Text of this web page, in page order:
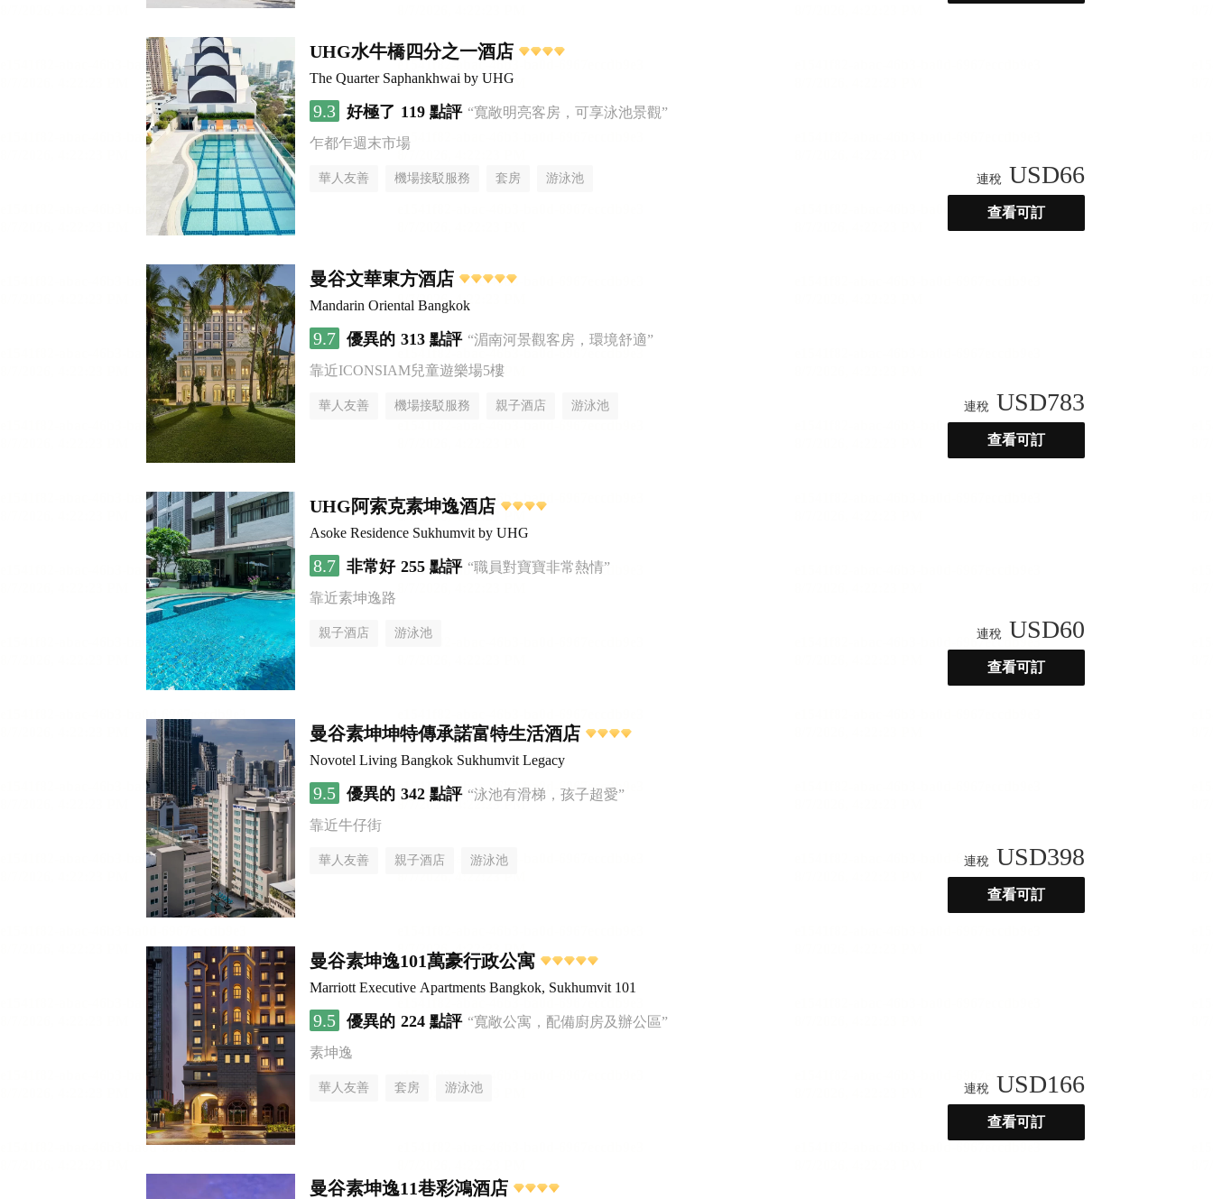
UHG水牛橋四分之一酒店
The Quarter Saphankhwai by UHG
9.3 好極了 119 點評 “寬敞明亮客房，可享泳池景觀”
乍都乍週末市場
華人友善 機場接駁服務 套房 游泳池 連稅 USD66
查看可訂
曼谷文華東方酒店
Mandarin Oriental Bangkok
9.7 優異的 313 點評 “湄南河景觀客房，環境舒適”
靠近ICONSIAM兒童遊樂場5樓
華人友善 機場接駁服務 親子酒店 游泳池 連稅 USD783
查看可訂
UHG阿索克素坤逸酒店
Asoke Residence Sukhumvit by UHG
8.7 非常好 255 點評 “職員對寶寶非常熱情”
靠近素坤逸路
親子酒店 游泳池 連稅 USD60
查看可訂
曼谷素坤坤特傳承諾富特生活酒店
Novotel Living Bangkok Sukhumvit Legacy
9.5 優異的 342 點評 “泳池有滑梯，孩子超愛”
靠近牛仔街
華人友善 親子酒店 游泳池 連稅 USD398
查看可訂
曼谷素坤逸101萬豪行政公寓
Marriott Executive Apartments Bangkok, Sukhumvit 101
9.5 優異的 224 點評 “寬敞公寓，配備廚房及辦公區”
素坤逸
華人友善 套房 游泳池 連稅 USD166
查看可訂
曼谷素坤逸11巷彩鴻酒店